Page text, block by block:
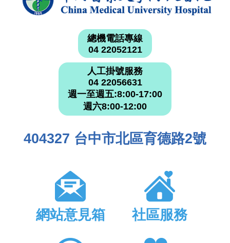
總機電話專線
04 22052121
人工掛號服務
04 22056631
週一至週五:8:00-17:00
週六8:00-12:00
404327 台中市北區育德路2號
網站意見箱 社區服務